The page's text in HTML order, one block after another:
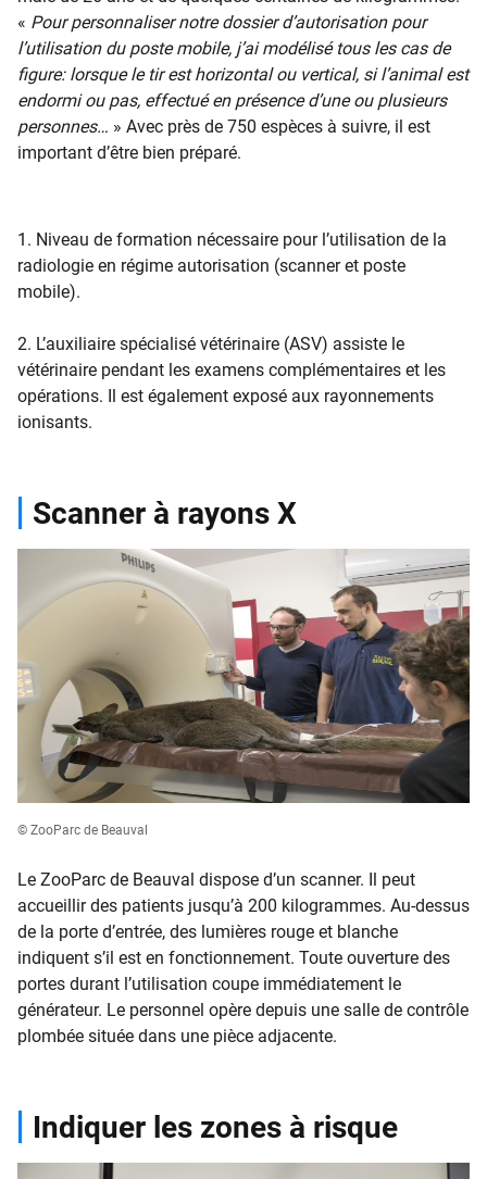
« Pour personnaliser notre dossier d’autorisation pour
l’utilisation du poste mobile, j’ai modélisé tous les cas de
figure: lorsque le tir est horizontal ou vertical, si l’animal est
endormi ou pas, effectué en présence d’une ou plusieurs
personnes… » Avec près de 750 espèces à suivre, il est
important d’être bien préparé.
1. Niveau de formation nécessaire pour l’utilisation de la
radiologie en régime autorisation (scanner et poste
mobile).
2. L’auxiliaire spécialisé vétérinaire (ASV) assiste le
vétérinaire pendant les examens complémentaires et les
opérations. Il est également exposé aux rayonnements
ionisants.
Scanner à rayons X
© ZooParc de Beauval
Le ZooParc de Beauval dispose d’un scanner. Il peut
accueillir des patients jusqu’à 200 kilogrammes. Au-dessus
de la porte d’entrée, des lumières rouge et blanche
indiquent s’il est en fonctionnement. Toute ouverture des
portes durant l’utilisation coupe immédiatement le
générateur. Le personnel opère depuis une salle de contrôle
plombée située dans une pièce adjacente.
Indiquer les zones à risque